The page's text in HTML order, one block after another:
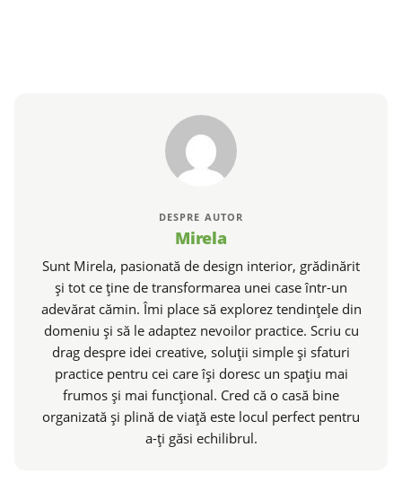
DESPRE AUTOR
Mirela
Sunt Mirela, pasionată de design interior, grădinărit
și tot ce ține de transformarea unei case într-un
adevărat cămin. Îmi place să explorez tendințele din
domeniu și să le adaptez nevoilor practice. Scriu cu
drag despre idei creative, soluții simple și sfaturi
practice pentru cei care își doresc un spațiu mai
frumos și mai funcțional. Cred că o casă bine
organizată și plină de viață este locul perfect pentru
a-ți găsi echilibrul.